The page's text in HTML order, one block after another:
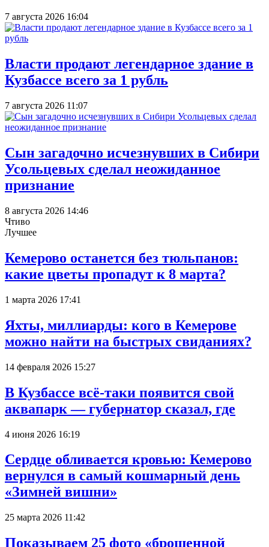
7 августа 2026 16:04
Власти продают легендарное здание в
Кузбассе всего за 1 рубль
7 августа 2026 11:07
Сын загадочно исчезнувших в Сибири
Усольцевых сделал неожиданное
признание
8 августа 2026 14:46
Чтиво
Лучшее
Кемерово останется без тюльпанов:
какие цветы пропадут к 8 марта?
1 марта 2026 17:41
Яхты, миллиарды: кого в Кемерове
можно найти на быстрых свиданиях?
14 февраля 2026 15:27
В Кузбассе всё-таки появится свой
аквапарк — губернатор сказал, где
4 июня 2026 16:19
Сердце обливается кровью: Кемерово
вернулся в самый кошмарный день
«Зимней вишни»
25 марта 2026 11:42
Показываем 25 фото «брошенной